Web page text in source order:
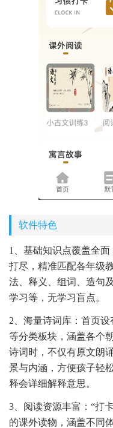
软件特色
1、基础知识点覆盖全
打尽，精准匹配各年级
法、释义、组词、造句
学习等，无学习盲点。
2、海量诗词库：首页
等分类板块，涵盖各个
诗词时，不仅有原文朗
景与内涵，方便孩子轻
释会详细解释意思。
3、阅读资源丰富：“打
的课外读物，涵盖不同